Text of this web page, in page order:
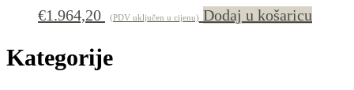
€1.964,20 (PDV uključen u cijenu) Dodaj u košaricu
Kategorije